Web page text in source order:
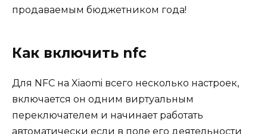
продаваемым бюджетником года!
Как включить nfc
Для NFC на Xiaomi всего несколько настроек,
включается он одним виртуальным
переключателем и начинает работать
автоматически если в поле его деятельности